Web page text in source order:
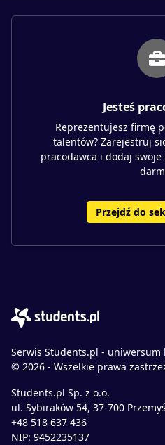
Jesteś
Reprezentujesz firmę
talentów? Zarejestruj
pracodawca i dodaj swoje
Przejdź do
Serwis Students.pl - uniwersum
© 2026 - Wszelkie prawa
Students.pl Sp. z o.o.
ul. Sybiraków 54, 37-700
+48 518 637 436
NIP: 9452235137